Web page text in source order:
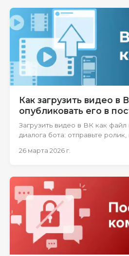
Как загрузить видео в
опубликовать его в
Загрузить видео в ВК как
диалога бота: отправьте
26 марта 2026 г.